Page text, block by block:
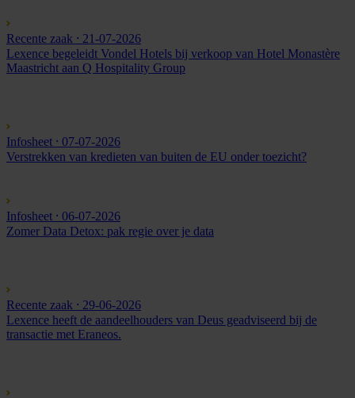
Recente zaak ⸱ 21-07-2026
Lexence begeleidt Vondel Hotels bij verkoop van Hotel Monastère
Maastricht aan Q Hospitality Group
Infosheet ⸱ 07-07-2026
Verstrekken van kredieten van buiten de EU onder toezicht?
Infosheet ⸱ 06-07-2026
Zomer Data Detox: pak regie over je data
Recente zaak ⸱ 29-06-2026
Lexence heeft de aandeelhouders van Deus geadviseerd bij de
transactie met Eraneos.